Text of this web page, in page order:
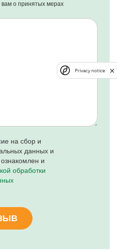
вам о принятых мерах
на сбор и
данных и
и
обработки
Privacy notice